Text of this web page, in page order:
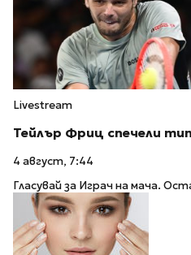
Livestream
Тейлър Фриц спечели
4 август, 7:44
Гласувай за Играч на мача.